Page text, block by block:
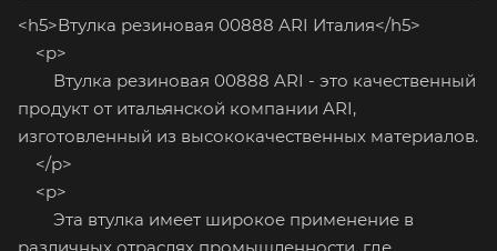
<h5>Втулка резиновая 00888 ARI Италия</h5>
<p>
Втулка резиновая 00888 ARI - это качественный
продукт от итальянской компании ARI,
изготовленный из высококачественных материалов.
</p>
<p>
Эта втулка имеет широкое применение в
различных отраслях промышленности, где